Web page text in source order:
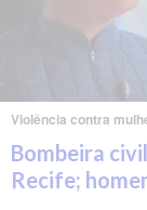
Violência contra
Bombeira
Recife;